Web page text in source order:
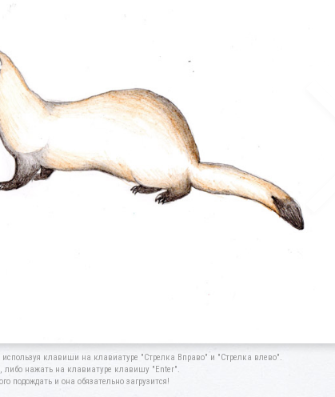
клавиши на клавиатуре "Стрелка Вправо" и "Стрелка влево".
нажать на клавиатуре клавишу "Enter".
подождать и она обязательно загрузится!